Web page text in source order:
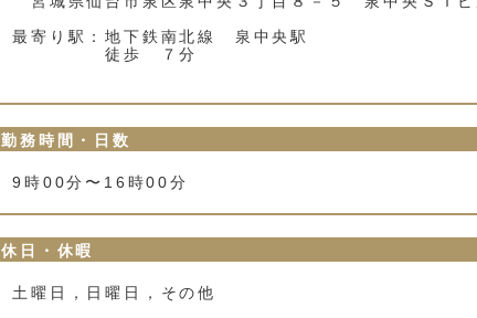
最寄り駅：地下鉄南北線 泉中央駅
徒歩 ７分
勤務時間・日数
9時00分〜16時00分
休日・休暇
土曜日，日曜日，その他